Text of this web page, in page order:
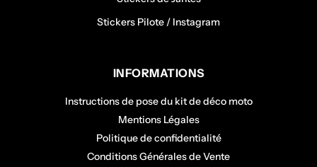
Stickers Pilote / Instagram
INFORMATIONS
Instructions de pose du kit de déco moto
Mentions Légales
Politique de confidentialité
Conditions Générales de Vente